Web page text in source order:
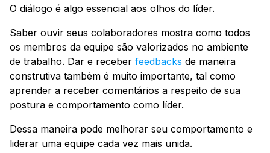
O diálogo é algo essencial aos olhos do líder.
Saber ouvir seus colaboradores mostra como todos
os membros da equipe são valorizados no ambiente
de trabalho. Dar e receber feedbacks de maneira
construtiva também é muito importante, tal como
aprender a receber comentários a respeito de sua
postura e comportamento como líder.
Dessa maneira pode melhorar seu comportamento e
liderar uma equipe cada vez mais unida.